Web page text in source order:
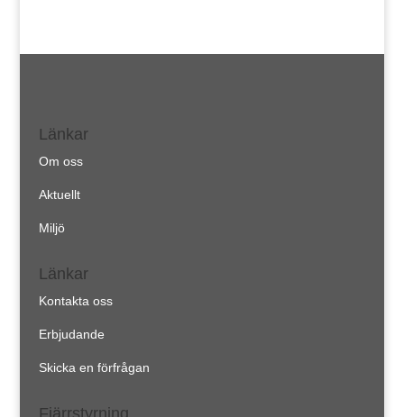
Länkar
Om oss
Aktuellt
Miljö
Länkar
Kontakta oss
Erbjudande
Skicka en förfrågan
Fjärrstyrning